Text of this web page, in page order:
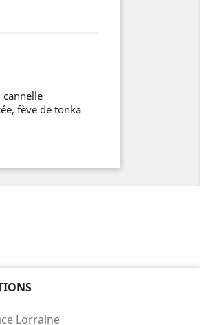
cannelle
fève de tonka
Lorraine